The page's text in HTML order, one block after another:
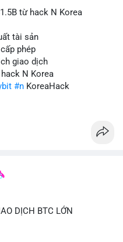
từ hack N Korea
tài sản
phép
giao dịch
N Korea
#n KoreaHack
DỊCH BTC LỚN